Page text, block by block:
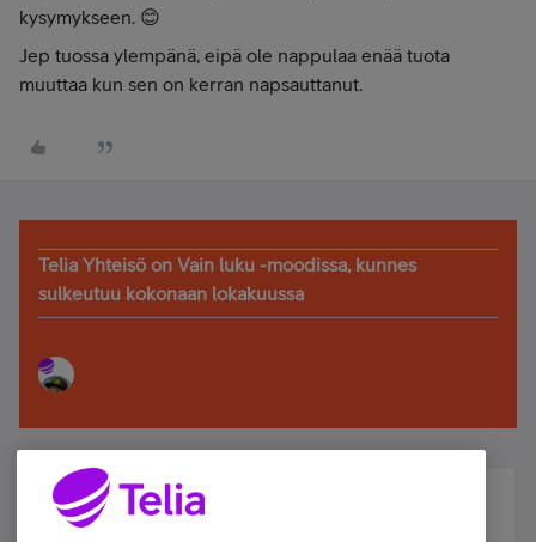
kysymykseen. 😊
Jep tuossa ylempänä, eipä ole nappulaa enää tuota
muuttaa kun sen on kerran napsauttanut.
Telia Yhteisö on Vain luku -moodissa, kunnes
sulkeutuu kokonaan lokakuussa
Älä jää paitsi – osallistu ja voita!